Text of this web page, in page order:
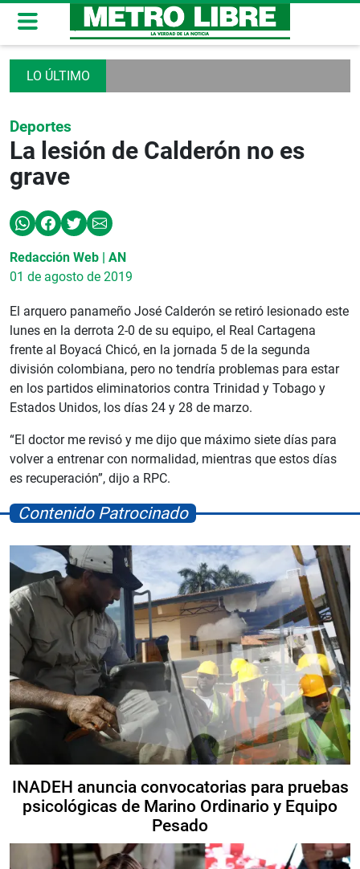
Deportes
La lesión de Calderón no es
grave
Redacción Web | AN
01 de agosto de 2019
El arquero panameño José Calderón se retiró lesionado este
lunes en la derrota 2-0 de su equipo, el Real Cartagena
frente al Boyacá Chicó, en la jornada 5 de la segunda
división colombiana, pero no tendría problemas para estar
en los partidos eliminatorios contra Trinidad y Tobago y
Estados Unidos, los días 24 y 28 de marzo.
“El doctor me revisó y me dijo que máximo siete días para
volver a entrenar con normalidad, mientras que estos días
es recuperación”, dijo a RPC.
Contenido Patrocinado
INADEH anuncia convocatorias para pruebas
psicológicas de Marino Ordinario y Equipo
Pesado